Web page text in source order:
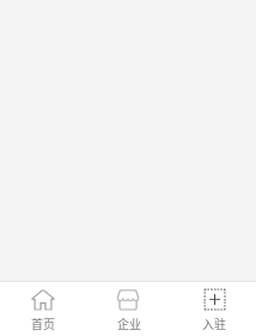
首页 企业 入驻